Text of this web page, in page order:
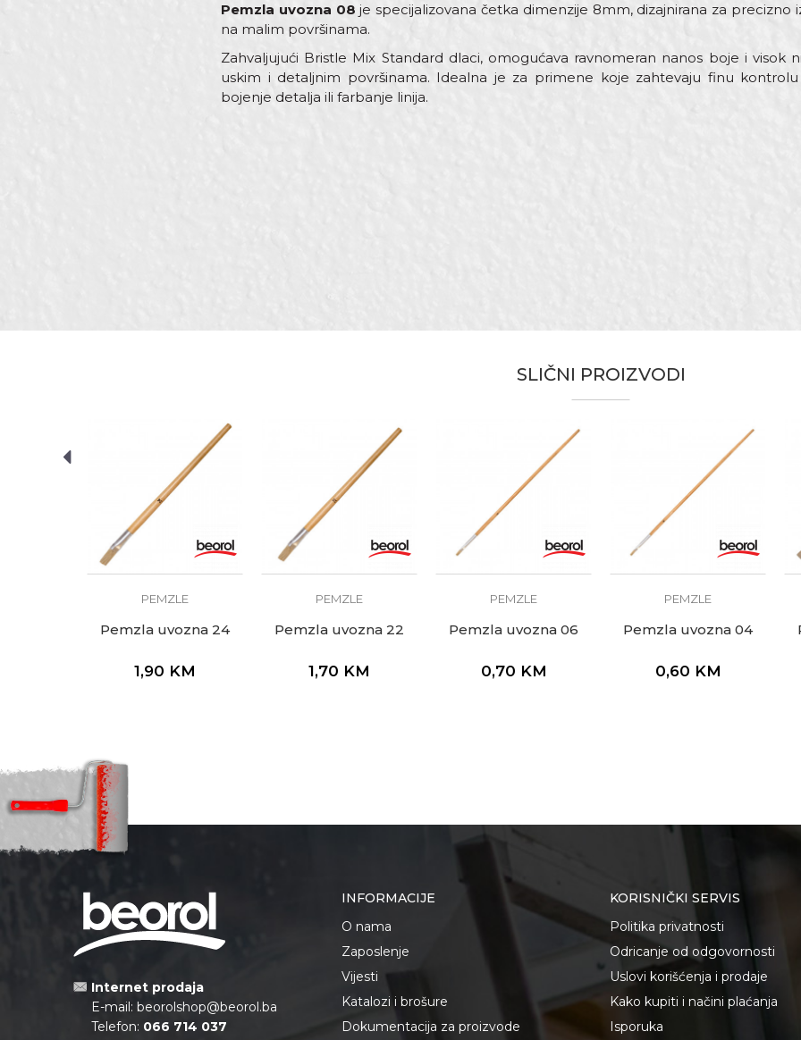
Pemzla uvozna 08 je specijalizovana četka dimenzije 8mm, dizajnirana za precizno
na malim površinama.
Zahvaljujući Bristle Mix Standard dlaci, omogućava ravnomeran nanos boje i visok
uskim i detaljnim površinama. Idealna je za primene koje zahtevaju finu
bojenje detalja ili farbanje linija.
Fasaderi, Gipsari, Hobby, Moleri i farbari, Tapetari
SLIČNI PROIZVODI
PEMZLE
Pemzla uvozna 24
1,90 KM
PEMZLE
Pemzla uvozna 22
1,70 KM
PEMZLE
Pemzla uvozna 06
0,70 KM
PEMZLE
Pemzla uvozna 04
0,60 KM
Internet prodaja
E-mail: beorolshop@beorol.ba
Telefon: 066 714 037
INFORMACIJE
O nama
Zaposlenje
Vijesti
Katalozi i brošure
Dokumentacija za proizvode
KORISNIČKI SERVIS
Politika privatnosti
Odricanje od odgovornosti
Uslovi korišćenja i prodaje
Kako kupiti i načini plaćanja
Isporuka